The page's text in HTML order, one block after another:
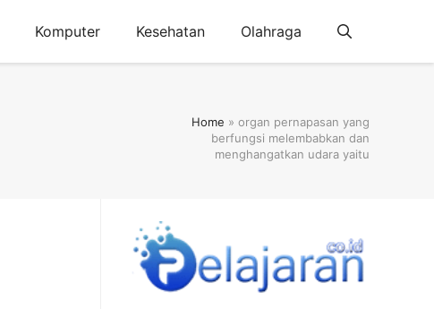
Komputer Kesehatan Olahraga
Home » organ pernapasan yang
berfungsi melembabkan dan
menghangatkan udara yaitu